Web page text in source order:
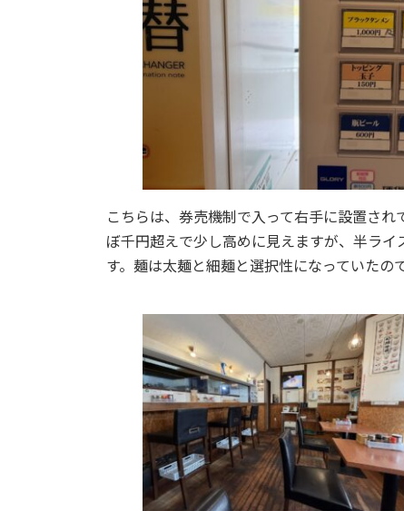
こちらは、券売機制で入って右手に設置され
ぼ千円超えで少し高めに見えますが、半ラ
す。麺は太麺と細麺と選択性になっていたので